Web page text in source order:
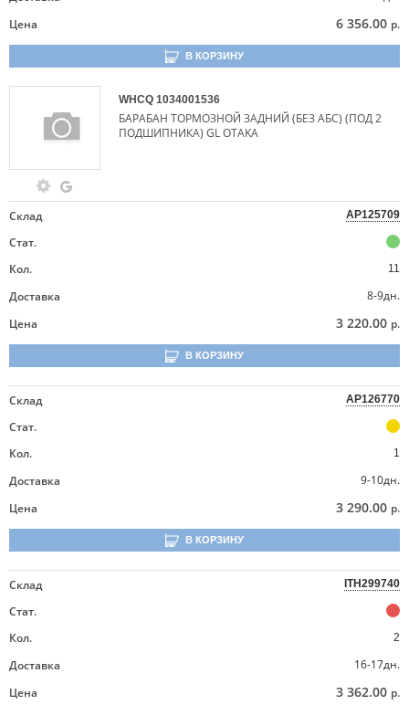
Цена
6 356.00 р.
В КОРЗИНУ
WHCQ 1034001536
БАРАБАН ТОРМОЗНОЙ ЗАДНИЙ (БЕЗ АБС) (ПОД 2
ПОДШИПНИКА) GL OTAKA
Склад AP125709
Стат.
Кол.
11
Доставка
8-9дн.
Цена
3 220.00 р.
В КОРЗИНУ
Склад AP126770
Стат.
Кол.
1
Доставка
9-10дн.
Цена
3 290.00 р.
В КОРЗИНУ
Склад ITH299740
Стат.
Кол.
2
Доставка
16-17дн.
Цена
3 362.00 р.